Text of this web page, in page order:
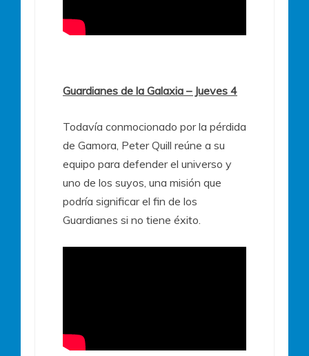
Guardianes de la Galaxia – Jueves 4
Todavía conmocionado por la pérdida
de Gamora, Peter Quill reúne a su
equipo para defender el universo y
uno de los suyos, una misión que
podría significar el fin de los
Guardianes si no tiene éxito.